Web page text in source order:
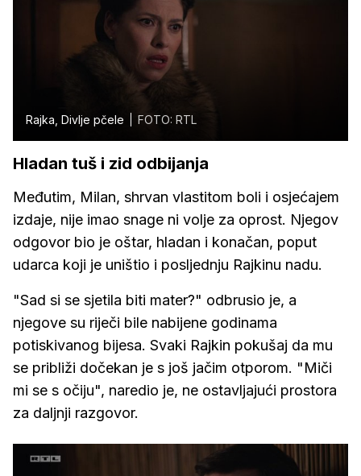
Rajka, Divlje pčele FOTO: RTL
Hladan tuš i zid odbijanja
Međutim, Milan, shrvan vlastitom boli i osjećajem
izdaje, nije imao snage ni volje za oprost. Njegov
odgovor bio je oštar, hladan i konačan, poput
udarca koji je uništio i posljednju Rajkinu nadu.
"Sad si se sjetila biti mater?" odbrusio je, a
njegove su riječi bile nabijene godinama
potiskivanog bijesa. Svaki Rajkin pokušaj da mu
se približi dočekan je s još jačim otporom. "Miči
mi se s očiju", naredio je, ne ostavljajući prostora
za daljnji razgovor.